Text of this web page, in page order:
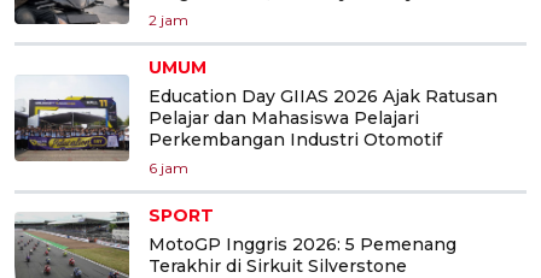
2 jam
UMUM
Education Day GIIAS 2026 Ajak Ratusan
Pelajar dan Mahasiswa Pelajari
Perkembangan Industri Otomotif
6 jam
SPORT
MotoGP Inggris 2026: 5 Pemenang
Terakhir di Sirkuit Silverstone